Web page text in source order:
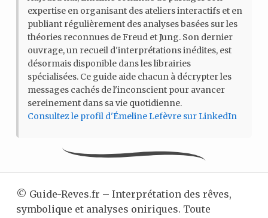
expertise en organisant des ateliers interactifs et en
publiant régulièrement des analyses basées sur les
théories reconnues de Freud et Jung. Son dernier
ouvrage, un recueil d'interprétations inédites, est
désormais disponible dans les librairies
spécialisées. Ce guide aide chacun à décrypter les
messages cachés de l'inconscient pour avancer
sereinement dans sa vie quotidienne.
Consultez le profil d'Émeline Lefèvre sur LinkedIn
© Guide-Reves.fr – Interprétation des rêves,
symbolique et analyses oniriques. Toute